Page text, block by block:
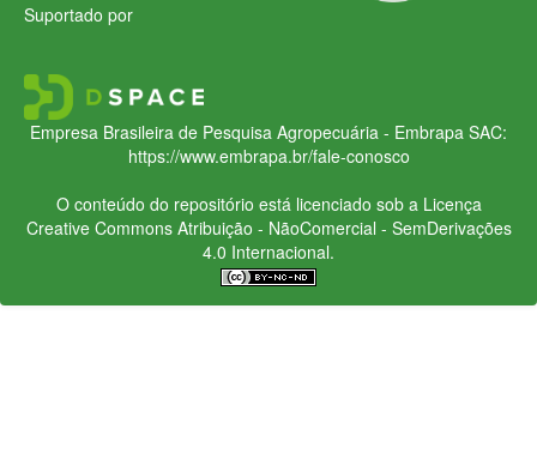
Suportado por
Empresa Brasileira de Pesquisa Agropecuária - Embrapa SAC:
https://www.embrapa.br/fale-conosco
O conteúdo do repositório está licenciado sob a Licença
Creative CommonsAtribuição - NãoComercial - SemDerivações
4.0 Internacional.